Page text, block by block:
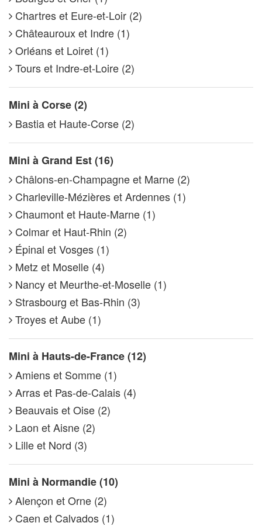
Chartres et Eure-et-Loir (2)
Châteauroux et Indre (1)
Orléans et Loiret (1)
Tours et Indre-et-Loire (2)
Mini à Corse (2)
Bastia et Haute-Corse (2)
Mini à Grand Est (16)
Châlons-en-Champagne et Marne (2)
Charleville-Mézières et Ardennes (1)
Chaumont et Haute-Marne (1)
Colmar et Haut-Rhin (2)
Épinal et Vosges (1)
Metz et Moselle (4)
Nancy et Meurthe-et-Moselle (1)
Strasbourg et Bas-Rhin (3)
Troyes et Aube (1)
Mini à Hauts-de-France (12)
Amiens et Somme (1)
Arras et Pas-de-Calais (4)
Beauvais et Oise (2)
Laon et Aisne (2)
Lille et Nord (3)
Mini à Normandie (10)
Alençon et Orne (2)
Caen et Calvados (1)